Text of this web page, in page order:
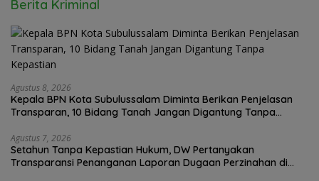
Berita Kriminal
Agustus 8, 2026
Kepala BPN Kota Subulussalam Diminta Berikan Penjelasan
Transparan, 10 Bidang Tanah Jangan Digantung Tanpa
Agustus 7, 2026
Setahun Tanpa Kepastian Hukum, DW Pertanyakan
Transparansi Penanganan Laporan Dugaan Perzinahan di